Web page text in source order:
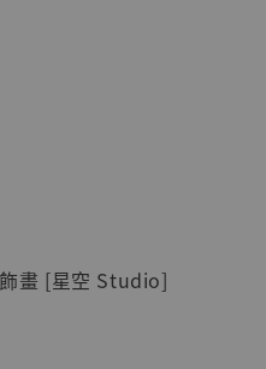
畫 [星空 Studio]